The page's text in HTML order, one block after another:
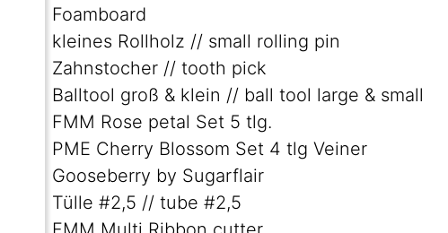
Foamboard
kleines Rollholz // small rolling pin
Zahnstocher // tooth pick
Balltool groß & klein // ball tool large & small
FMM Rose petal Set 5 tlg.
PME Cherry Blossom Set 4 tlg Veiner
Gooseberry by Sugarflair
Tülle #2,5 // tube #2,5